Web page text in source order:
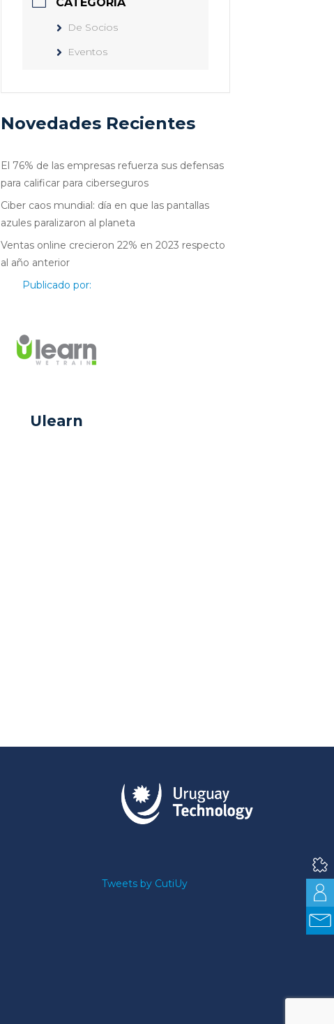
De Socios
Eventos
Novedades Recientes
El 76% de las empresas refuerza sus defensas
para calificar para ciberseguros
Ciber caos mundial: día en que las pantallas
azules paralizaron al planeta
Ventas online crecieron 22% en 2023 respecto
al año anterior
Publicado por:
Ulearn
Tweets by CutiUy